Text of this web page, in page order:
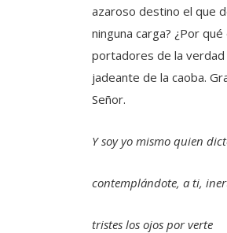
azaroso destino el que
ninguna carga? ¿Por
portadores de la
jadeante de la caoba.
Señor.
Y soy yo mismo quien
contemplándote, a ti,
tristes los ojos por verte